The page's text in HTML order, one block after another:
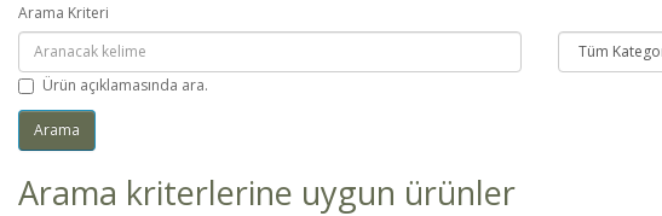
Arama Kriteri
Ürün açıklamasında ara.
Arama kriterlerine uygun ürünler